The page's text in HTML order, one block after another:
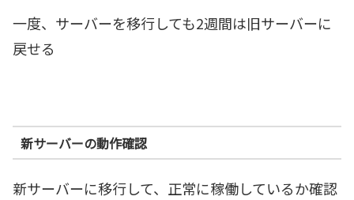
一度、サーバーを移行しても2週間は旧サーバーに
戻せる
新サーバーの動作確認
新サーバーに移行して、正常に稼働しているか確認